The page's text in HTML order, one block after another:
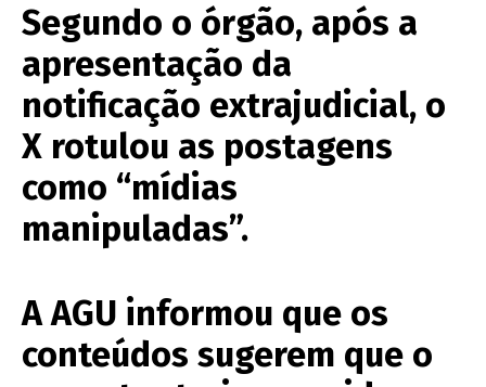
Segundo o órgão, após a
apresentação da
notificação extrajudicial, o
X rotulou as postagens
como “mídias
manipuladas”.
A AGU informou que os
conteúdos sugerem que o